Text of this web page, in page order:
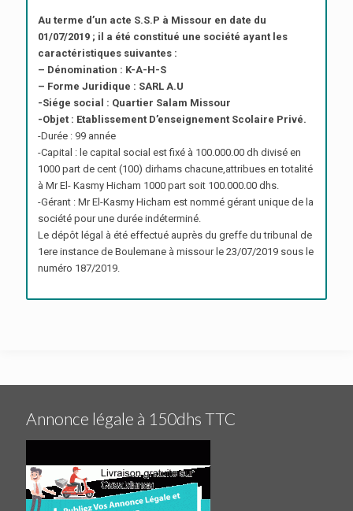
Au terme d’un acte S.S.P à Missour en date du
01/07/2019 ; il a été constitué une société ayant les
caractéristiques suivantes :
– Dénomination : K-A-H-S
– Forme Juridique : SARL A.U
-Siége social : Quartier Salam Missour
-Objet : Etablissement D’enseignement Scolaire Privé.
-Durée : 99 année
-Capital : le capital social est fixé à 100.000.00 dh divisé en
1000 part de cent (100) dirhams chacune,attribues en totalité
à Mr El- Kasmy Hicham 1000 part soit 100.000.00 dhs.
-Gérant : Mr El-Kasmy Hicham est nommé gérant unique de la
société pour une durée indéterminé.
Le dépôt légal à été effectué auprès du greffe du tribunal de
1ere instance de Boulemane à missour le 23/07/2019 sous le
numéro 187/2019.
Annonce légale à 150dhs TTC